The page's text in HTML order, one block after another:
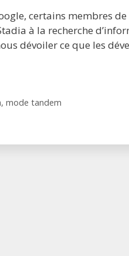
certains membres
à la recherche
dévoiler ce que les
,mode tandem